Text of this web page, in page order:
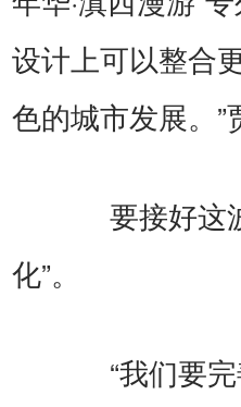
设计上可以整合
色的城市发展。”
要接好这波
化”。
“我们要完